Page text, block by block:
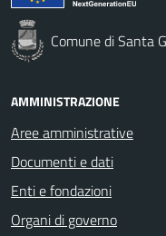
Comune di Santa
AMMINISTRAZIONE
Aree amministrative
Documenti e dati
Enti e fondazioni
Organi di governo